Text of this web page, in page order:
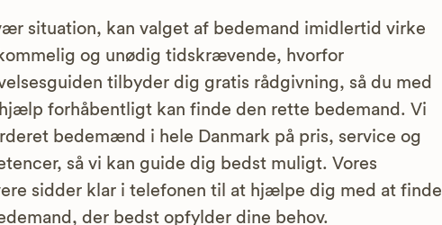
situation, kan valget af bedemand imidlertid virke
og unødig tidskrævende, hvorfor
tilbyder dig gratis rådgivning, så du med
forhåbentligt kan finde den rette bedemand. Vi
bedemænd i hele Danmark på pris, service og
så vi kan guide dig bedst muligt. Vores
sidder klar i telefonen til at hjælpe dig med at finde
der bedst opfylder dine behov.